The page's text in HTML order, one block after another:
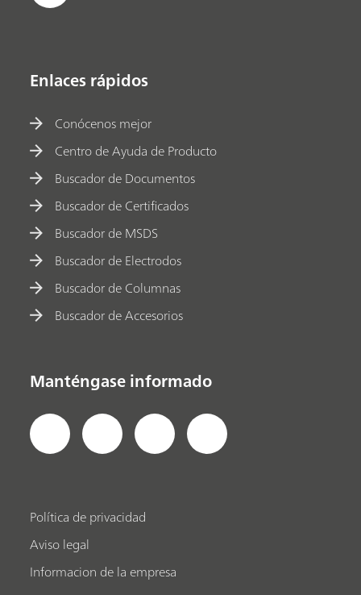
Enlaces rápidos
Conócenos mejor
Centro de Ayuda de Producto
Buscador de Documentos
Buscador de Certificados
Buscador de MSDS
Buscador de Electrodos
Buscador de Columnas
Buscador de Accesorios
Manténgase informado
Política de privacidad
Aviso legal
Informacion de la empresa